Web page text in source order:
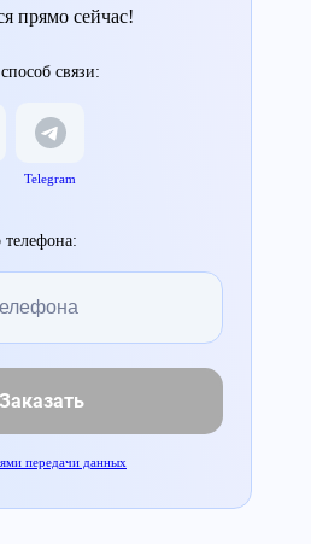
прямо сейчас!
связи:
Telegram
Заказать
передачи данных